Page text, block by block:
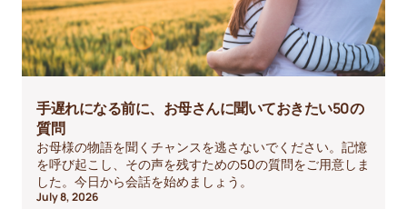
手遅れになる前に、お母さんに聞いておきたい50の
質問
お母様の物語を聞くチャンスを逃さないでください。記憶
を呼び起こし、その声を残すための50の質問をご用意しま
した。今日から会話を始めましょう。
July 8, 2026